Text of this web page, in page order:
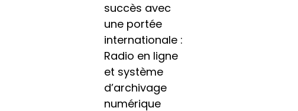
succès avec
une portée
internationale :
Radio en ligne
et système
d’archivage
numérique